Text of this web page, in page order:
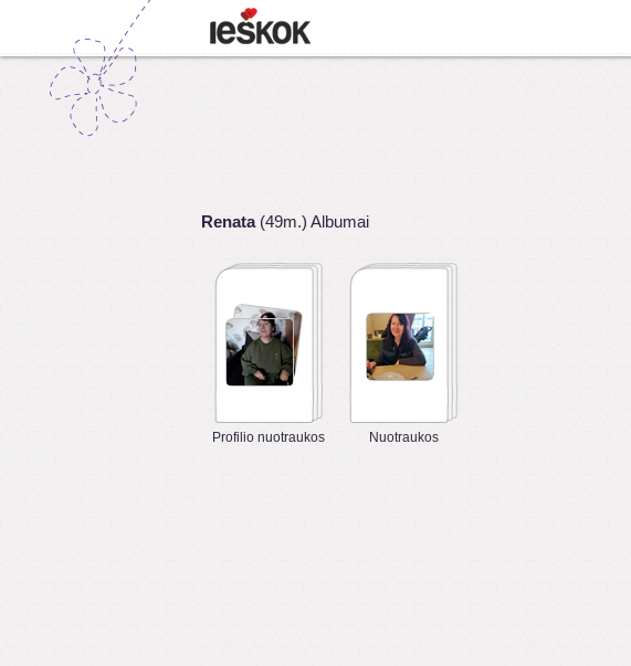
Renata(49m.) Albumai
Profilio nuotraukos Nuotraukos